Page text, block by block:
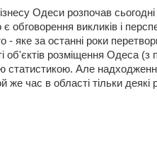
Одеси розпочав
обговорення викликів і
- яке за останні роки
об'єктів розміщення Одеса
статистикою. Але
же час в області тільки